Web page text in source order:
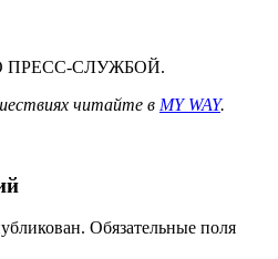
ПРЕСС-СЛУЖБОЙ.
читайте в MY WAY.
Обязательные поля